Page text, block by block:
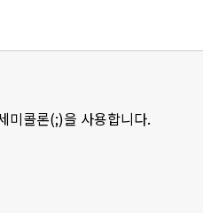
미콜론(;)을 사용합니다.